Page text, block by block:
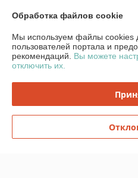
О нас
Контакты
График работы
Обработка файлов cookie
Мы используем файлы cookies
пользователей портала и
рекомендаций. Вы можете
отключить их.